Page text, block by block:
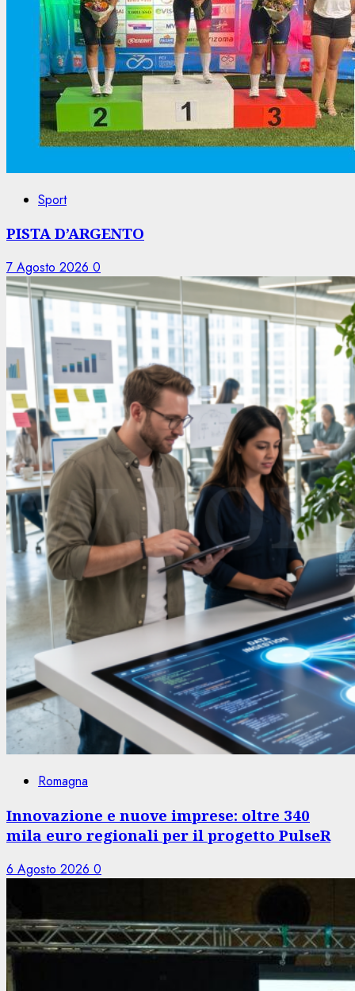
Sport
PISTA D’ARGENTO
7 Agosto 2026 0
Romagna
Innovazione e nuove imprese: oltre 340
mila euro regionali per il progetto PulseR
6 Agosto 2026 0